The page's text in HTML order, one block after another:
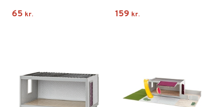
65 kr. 159 kr.